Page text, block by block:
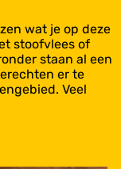
wat je op deze
stoofvlees of
staan al een
er te
Veel